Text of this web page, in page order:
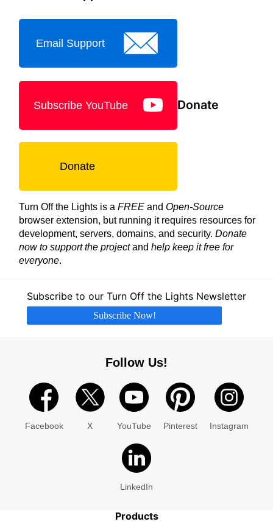
Email Support
Subscribe YouTube Donate
Donate
Turn Off the Lights is a FREE and Open-Source
browser extension, but running it requires resources for
development, servers, domains, and security. Donate
now to support the projectand help keep it free for
everyone.
Subscribe to our Turn Off the Lights Newsletter
Subscribe Now!
Follow Us!
Facebook X YouTube Pinterest Instagram
LinkedIn
Products